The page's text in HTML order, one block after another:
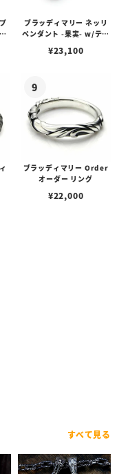
ブラッディマリー ネッリ
ペンダント -果実- w/ティ
¥23,100
ブラッディマリー Order
オーダー リング
¥22,000
すべて見る